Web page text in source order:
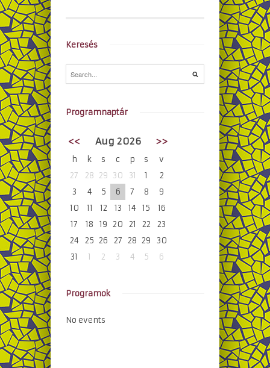
Keresés
Programnaptár
<< Aug 2026 >>
h k s c p s
v
27
28 29 30 31 1
2
3
4 5 6 7 8
9
10
11 12 13 14 15
16
17
18 19 20 21 22
23
24
25 26 27 28 29
30
31
1 2 3 4 5 6
Programok
No events